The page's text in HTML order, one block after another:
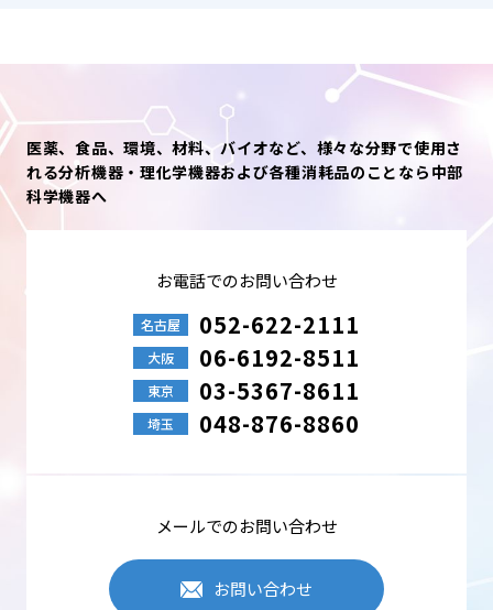
医薬、食品、環境、材料、バイオなど、様々な分野で使用さ
れる分析機器・理化学機器および各種消耗品のことなら中部
科学機器へ
お電話でのお問い合わせ
名古屋 052-622-2111
大阪 06-6192-8511
東京 03-5367-8611
埼玉 048-876-8860
メールでのお問い合わせ
お問い合わせ